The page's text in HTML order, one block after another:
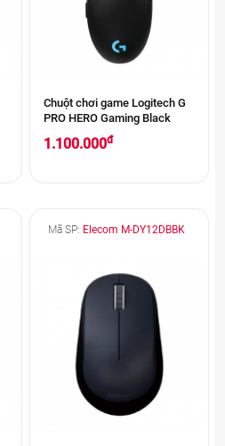
Chuột chơi game Logitech G
PRO HERO Gaming Black
1.100.000đ
Mã SP: Elecom M-DY12DBBK